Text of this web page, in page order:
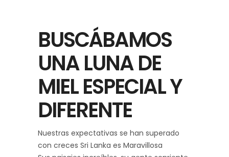
BUSCÁBAMOS
UNA LUNA DE
MIEL ESPECIAL Y
DIFERENTE
Nuestras expectativas se han superado
con creces Sri Lanka es Maravillosa